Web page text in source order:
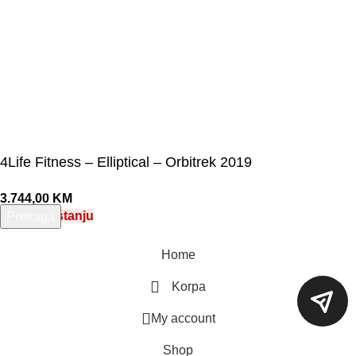
4Life Fitness – Elliptical – Orbitrek 2019
3.744,00 KM
Nema na stanju
Home
Korpa
My account
Shop